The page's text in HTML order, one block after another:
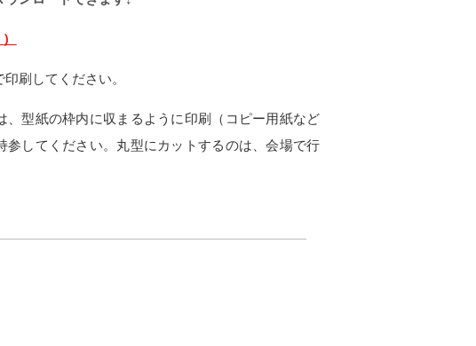
）
刷してください。
、型紙の枠内に収まるように印刷（コピー用紙など
参してください。丸型にカットするのは、会場で行